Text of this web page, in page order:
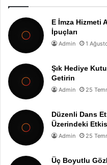
E İmza Hizmeti
İpuçları
Admin 1
Şık Hediye
Getirin
Admin 25
Düzenli Dans
Üzerindeki
Admin 25
Üç Boyutlu